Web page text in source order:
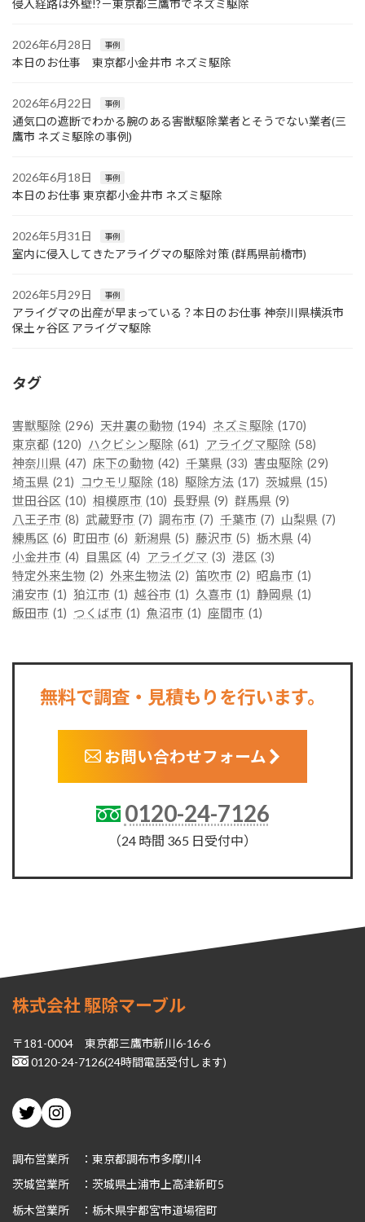
侵入経路は外壁!?－東京都三鷹市でネズミ駆除
2026年6月28日 事例
本日のお仕事 東京都小金井市 ネズミ駆除
2026年6月22日 事例
通気口の遮断でわかる腕のある害獣駆除業者とそうでない業者(三
鷹市 ネズミ駆除の事例)
2026年6月18日 事例
本日のお仕事 東京都小金井市 ネズミ駆除
2026年5月31日 事例
室内に侵入してきたアライグマの駆除対策 (群馬県前橋市)
2026年5月29日 事例
アライグマの出産が早まっている？本日のお仕事 神奈川県横浜市
保土ヶ谷区 アライグマ駆除
タグ
害獣駆除 (296) 天井裏の動物 (194) ネズミ駆除 (170)
東京都 (120) ハクビシン駆除 (61) アライグマ駆除 (58)
神奈川県 (47) 床下の動物 (42) 千葉県 (33) 害虫駆除 (29)
埼玉県 (21) コウモリ駆除 (18) 駆除方法 (17) 茨城県 (15)
世田谷区 (10) 相模原市 (10) 長野県 (9) 群馬県 (9)
八王子市 (8) 武蔵野市 (7) 調布市 (7) 千葉市 (7) 山梨県 (7)
練馬区 (6) 町田市 (6) 新潟県 (5) 藤沢市 (5) 栃木県 (4)
小金井市 (4) 目黒区 (4) アライグマ (3) 港区 (3)
特定外来生物 (2) 外来生物法 (2) 笛吹市 (2) 昭島市 (1)
浦安市 (1) 狛江市 (1) 越谷市 (1) 久喜市 (1) 静岡県 (1)
飯田市 (1) つくば市 (1) 魚沼市 (1) 座間市 (1)
無料で調査・見積もりを行います。
お問い合わせフォーム
0120-24-7126
（24 時間 365 日受付中）
株式会社 駆除マーブル
〒181-0004 東京都三鷹市新川6-16-6
0120-24-7126(24時間電話受付します)
TwitterInstagram
調布営業所 ：東京都調布市多摩川4
茨城営業所 ：茨城県土浦市上高津新町5
栃木営業所 ：栃木県宇都宮市道場宿町